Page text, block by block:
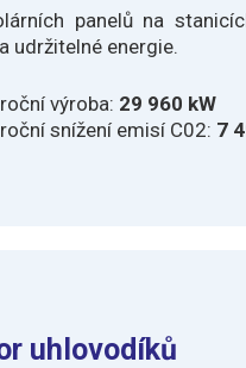
panelů na
udržitelné energie.
výroba: 29 960 kW
snížení emisí C02: 7
uhlovodíků